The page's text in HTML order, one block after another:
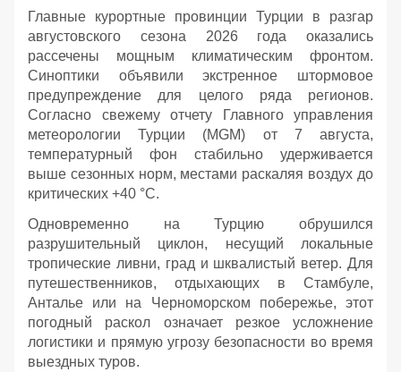
Главные курортные провинции Турции в разгар
августовского сезона 2026 года оказались
рассечены мощным климатическим фронтом.
Синоптики объявили экстренное штормовое
предупреждение для целого ряда регионов.
Согласно свежему отчету Главного управления
метеорологии Турции (MGM) от 7 августа,
температурный фон стабильно удерживается
выше сезонных норм, местами раскаляя воздух до
критических +40 °C.
Одновременно на Турцию обрушился
разрушительный циклон, несущий локальные
тропические ливни, град и шквалистый ветер. Для
путешественников, отдыхающих в Стамбуле,
Анталье или на Черноморском побережье, этот
погодный раскол означает резкое усложнение
логистики и прямую угрозу безопасности во время
выездных туров.